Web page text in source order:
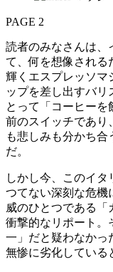
PAGE 2
読者のみなさんは、
て、何を想像される
輝くエスプレッソマ
ップを差し出すバリ
とって「コーヒーを
前のスイッチであり
も悲しみも分かち
だ。
しかし今、このイ
つてない深刻な危機
威のひとつである
衝撃的なリポート。
一」だと疑わなかっ
無惨に劣化している